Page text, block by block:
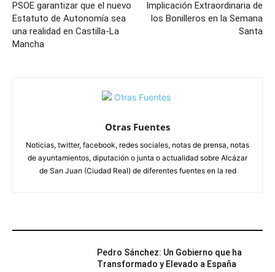
PSOE garantizar que el nuevo
Estatuto de Autonomía sea
una realidad en Castilla-La
Mancha
Implicación Extraordinaria de
los Bonilleros en la Semana
Santa
Otras Fuentes
Noticias, twitter, facebook, redes sociales, notas de prensa, notas
de ayuntamientos, diputación o junta o actualidad sobre Alcázar
de San Juan (Ciudad Real) de diferentes fuentes en la red
Pedro Sánchez: Un Gobierno que ha
Transformado y Elevado a España